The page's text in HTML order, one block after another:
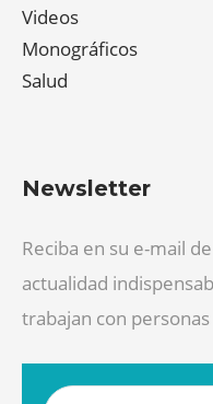
Videos
Monográficos
Salud
Newsletter
Reciba en su e-mail
actualidad
trabajan con